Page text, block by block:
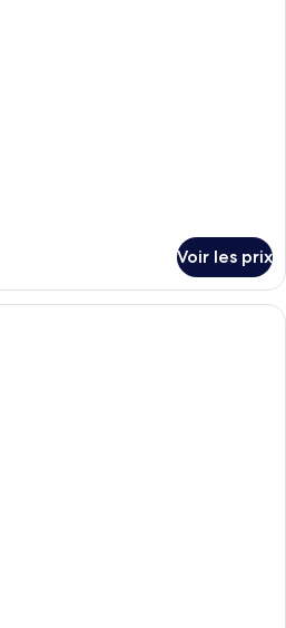
Voir les prix